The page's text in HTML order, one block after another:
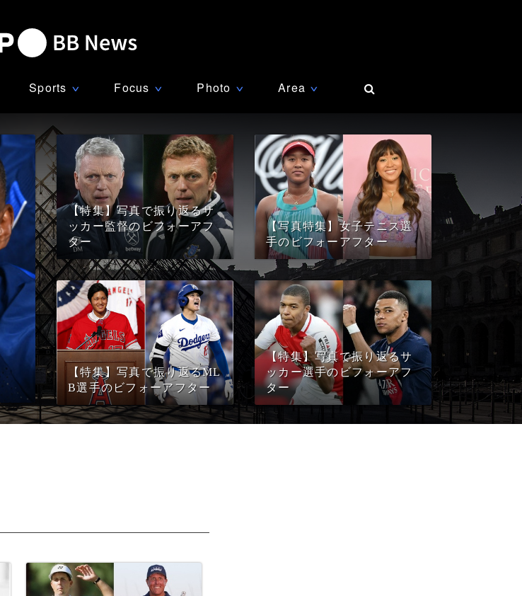
Sports ∨ Focus ∨ Photo ∨ Area ∨
【特集】写真で振り返るサ
ッカー監督のビフォーアフ
ター
【特集】写真で振り返るML
B選手のビフォーアフター
【写真特集】女子テニス選
手のビフォーアフター
【特集】写真で振り返るサ
ッカー選手のビフォーアフ
ター